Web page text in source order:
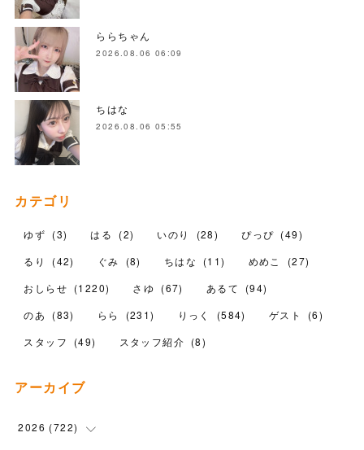
ららちゃん
2026.08.06 06:09
ちはな
2026.08.06 05:55
カテゴリ
ゆず (3) はる (2) いのり (28) ぴっぴ (49)
るり
(42) ぐみ (8) ちはな (11) めめこ (27)
おしらせ (1220) さゆ (67) あるて (94)
のあ
(83) らら (231) りっく (584) ゲスト (6)
スタッフ
(49) スタッフ紹介 (8)
アーカイブ
2026 (722)